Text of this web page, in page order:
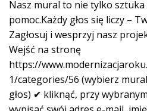
Nasz mural to nie tylko
pomoc.Każdy głos się liczy –
Zagłosuj i wesprzyj nasz
Wejść na stronę
https://
1/categories/56 (wybierz
głos) ✔ kliknąć, przy